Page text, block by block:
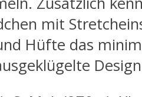
mit
Hüfte das